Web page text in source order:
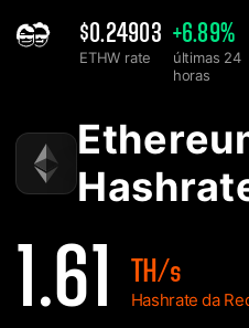
$0.24903
ETHW rate
+6.89%
últimas 24
horas
1.61 TH/s
Hashrate da